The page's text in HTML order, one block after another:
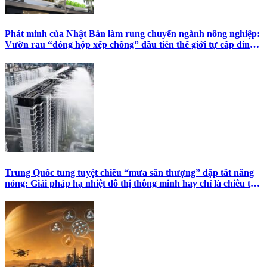
Phát minh của Nhật Bản làm rung chuyển ngành nông nghiệp:
Vườn rau “đóng hộp xếp chồng” đầu tiên thế giới tự cấp dinh
Trung Quốc tung tuyệt chiêu “mưa sân thượng” dập tắt nắng
nóng: Giải pháp hạ nhiệt đô thị thông minh hay chỉ là chiêu trò